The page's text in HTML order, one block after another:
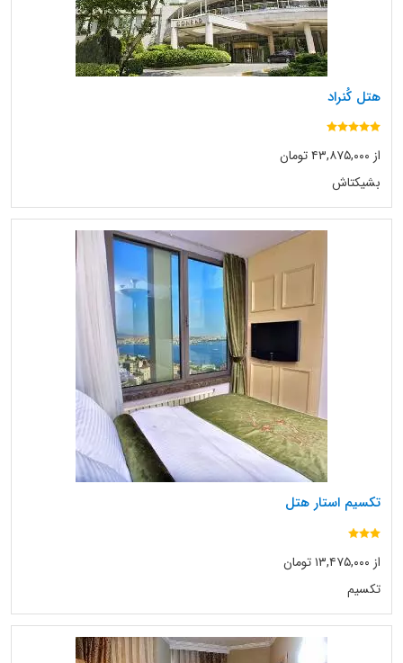
هتل کُنراد
از ۴۳,۸۷۵,۰۰۰ تومان
بشیکتاش
تکسیم استار هتل
از ۱۳,۴۷۵,۰۰۰ تومان
تکسیم